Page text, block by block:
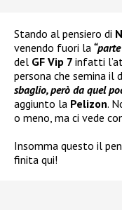
Stando al pensiero di
venendo fuori la
del GF Vip 7 infatti
persona che semina il
sbaglio, però da quel
aggiunto la Pelizon.
o meno, ma ci vede
Insomma questo il
finita qui!